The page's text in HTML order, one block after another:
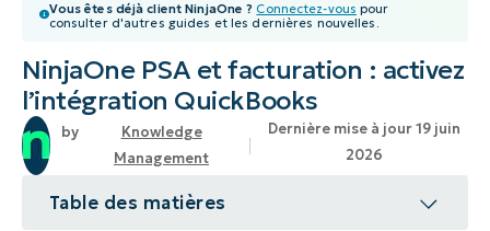
Vous êtes déjà client NinjaOne ? Connectez-vous pour
consulter d'autres guides et les dernières nouvelles.
NinjaOne PSA et facturation : activez
l’intégration QuickBooks
Knowledge
Management
Dernière mise à jour 19 juin
2026
Table des matières